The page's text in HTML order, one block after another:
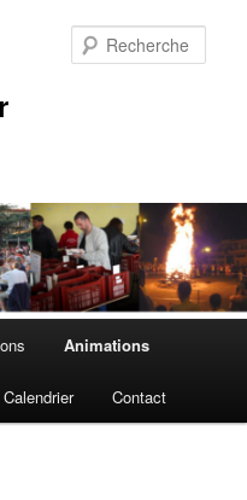
Animations
Calendrier Contact